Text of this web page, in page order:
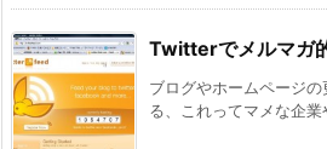
Twitterでメルマガ
ブログやホームページ
る、これってマメな企